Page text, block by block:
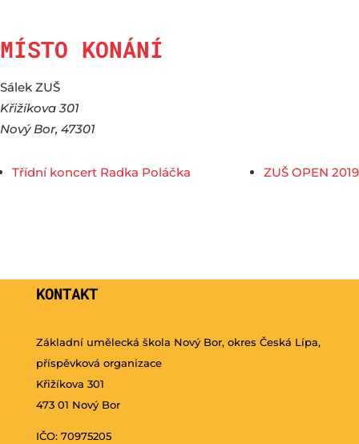
MÍSTO KONÁNÍ
Sálek ZUŠ
Křižíkova 301
Nový Bor, 47301
Třídní koncert Radka Poláčka ZUŠ OPEN 2019
KONTAKT
Základní umělecká škola Nový Bor, okres Česká Lípa,
příspěvková organizace
Křižíkova 301
473 01 Nový Bor
IČO: 70975205